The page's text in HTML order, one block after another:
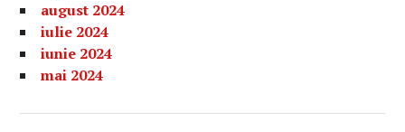
august 2024
iulie 2024
iunie 2024
mai 2024